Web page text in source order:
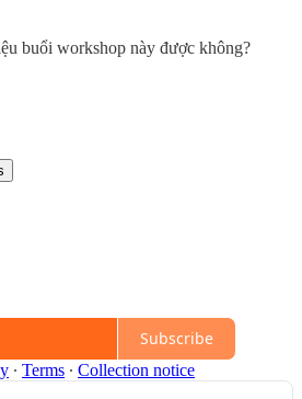
buổi workshop này được không?
Subscribe
∙ Terms ∙ Collection notice